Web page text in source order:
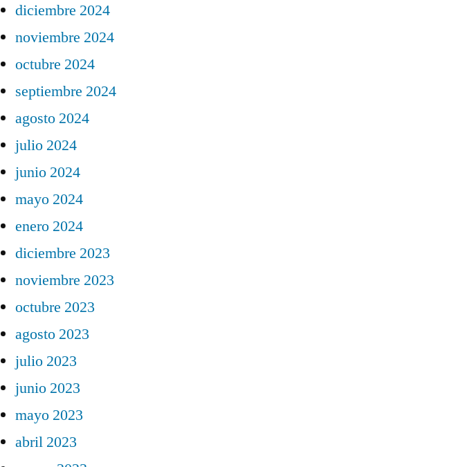
diciembre 2024
noviembre 2024
octubre 2024
septiembre 2024
agosto 2024
julio 2024
junio 2024
mayo 2024
enero 2024
diciembre 2023
noviembre 2023
octubre 2023
agosto 2023
julio 2023
junio 2023
mayo 2023
abril 2023